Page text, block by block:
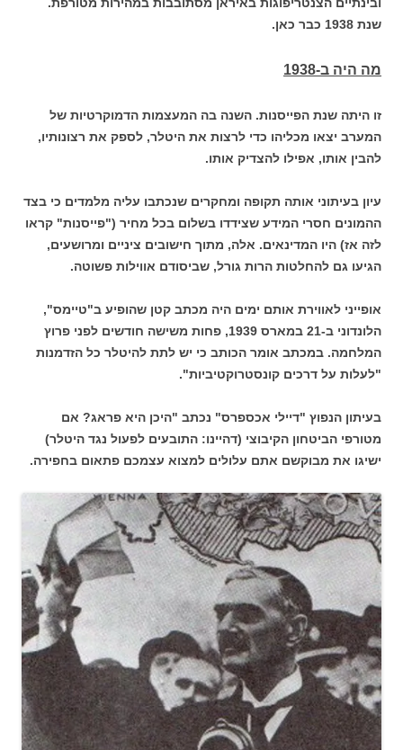
שנת 1938 כבר כאן.
מה היה ב-1938
זו היתה שנת הפייסנות. השנה בה המעצמות הדמוקרטיות של
המערב יצאו מכליהו כדי לרצות את היטלר, לספק את רצונותיו,
להבין אותו, אפילו להצדיק אותו.
עיון בעיתוני אותה תקופה ומחקרים שנכתבו עליה מלמדים כי בצד
ההמונים חסרי המידע שצידדו בשלום בכל מחיר ("פייסנות" קראו
לזה אז) היו המדינאים. אלה, מתוך חישובים ציניים ומרושעים,
הגיעו גם להחלטות הרות גורל, שביסודם אווילות פשוטה.
אופייני לאווירת אותם ימים היה מכתב קטן שהופיע ב"טיימס",
הלונדוני ב-21 במארס 1939, פחות משישה חודשים לפני פרוץ
המלחמה. במכתב אומר הכותב כי יש לתת להיטלר כל הזדמנות
"לעלות על דרכים קונסטרוקטיביות".
בעיתון הנפוץ "דיילי אכספרס" נכתב "היכן היא פראג? אם
מטורפי הביטחון הקיבוצי (דהיינו: התובעים לפעול נגד היטלר)
ישיגו את מבוקשם אתם עלולים למצוא עצמכם פתאום בחפירה.